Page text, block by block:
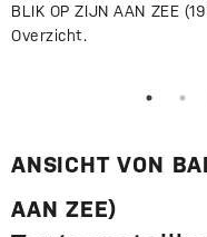
BLIK OP ZIJN AAN ZEE
Overzicht.
ANSICHT VON
AAN ZEE)